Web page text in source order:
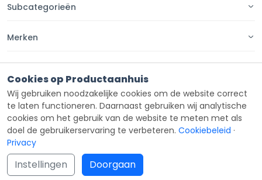
Subcategorieën
Merken
Contact
Copyright © Productaanhuis
Cookies op Productaanhuis
Wij gebruiken noodzakelijke cookies om de website correct
te laten functioneren. Daarnaast gebruiken wij analytische
cookies om het gebruik van de website te meten met als
doel de gebruikerservaring te verbeteren. Cookiebeleid ·
Privacy
Instellingen Doorgaan